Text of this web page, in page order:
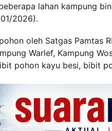
lahan kampung
2026).
oleh Satgas Pamtas
Warlef, Kampung
pohon kayu besi, bibit